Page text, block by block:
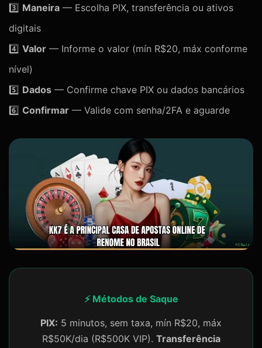
3️⃣ Maneira — Escolha PIX, transferência ou ativos
digitais
4️⃣ Valor — Informe o valor (mín R$20, máx conforme
nível)
5️⃣ Dados — Confirme chave PIX ou dados bancários
6️⃣ Confirmar — Valide com senha/2FA e aguarde
⚡ Métodos de Saque
PIX: 5 minutos, sem taxa, mín R$20, máx
R$50K/dia (R$500K VIP). Transferência